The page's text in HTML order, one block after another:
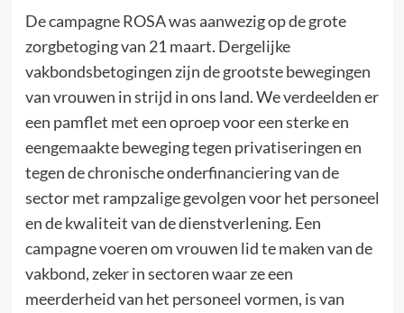
De campagne ROSA was aanwezig op de grote
zorgbetoging van 21 maart. Dergelijke
vakbondsbetogingen zijn de grootste bewegingen
van vrouwen in strijd in ons land. We verdeelden er
een pamflet met een oproep voor een sterke en
eengemaakte beweging tegen privatiseringen en
tegen de chronische onderfinanciering van de
sector met rampzalige gevolgen voor het personeel
en de kwaliteit van de dienstverlening. Een
campagne voeren om vrouwen lid te maken van de
vakbond, zeker in sectoren waar ze een
meerderheid van het personeel vormen, is van